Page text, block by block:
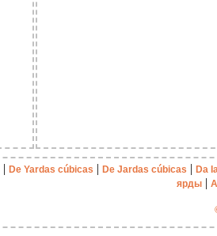
De Yardas cúbicas De Jardas cúbicas Da
ярды